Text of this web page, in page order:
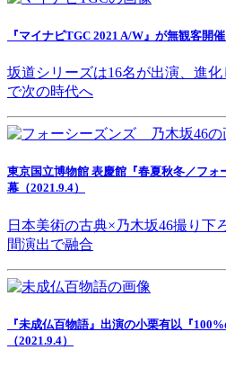
『マイナビTGC 2021 A/W』が無観客開
坂道シリーズは16名が出演、進
で次の時代へ
東京国立博物館 表慶館『春夏秋冬／フ
幕（2021.9.4）
日本美術の古典×乃木坂46撮り下
間演出で融合
『未成仏百物語』出演の小栗有以『
（2021.9.4）